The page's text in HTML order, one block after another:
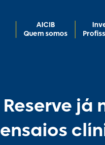
AICIB
Quem somos
Reserve já
ensaios